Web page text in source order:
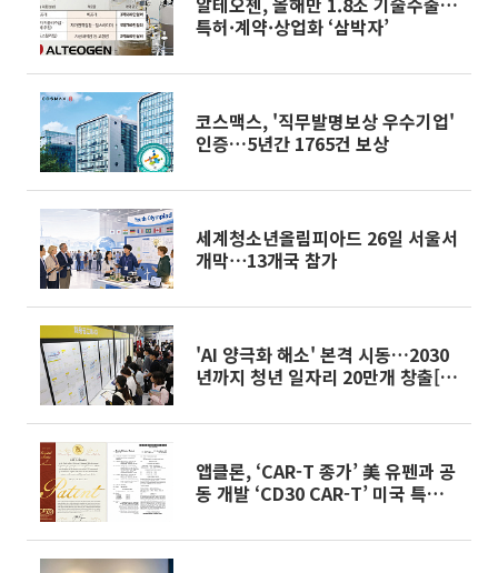
특허·계약·상업화 ‘삼박자’
코스맥스, '직무발명보상 우수기업'
인증…5년간 1765건 보상
세계청소년올림피아드 26일 서울서
개막⋯13개국 참가
'AI 양극화 해소' 본격 시동…2030
년까지 청년 일자리 20만개 창출[하
앱클론, ‘CAR-T 종가’ 美 유펜과 공
동 개발 ‘CD30 CAR-T’ 미국 특허